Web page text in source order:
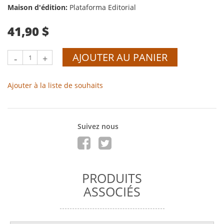
Maison d'édition: Plataforma Editorial
41,90 $
- + AJOUTER AU PANIER
Ajouter à la liste de souhaits
Suivez nous
PRODUITS
ASSOCIÉS